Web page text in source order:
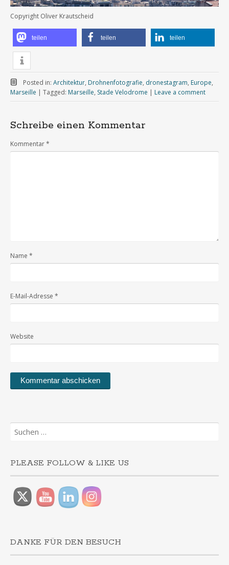
Copyright Oliver Krautscheid
teilen teilen teilen
Posted in: Architektur, Drohnenfotografie, dronestagram, Europe,
Marseille | Tagged: Marseille, Stade Velodrome | Leave a comment
Schreibe einen Kommentar
Kommentar*
Name *
E-Mail-Adresse *
Website
Suchen
nach:
PLEASE FOLLOW & LIKE US
DANKE FÜR DEN BESUCH